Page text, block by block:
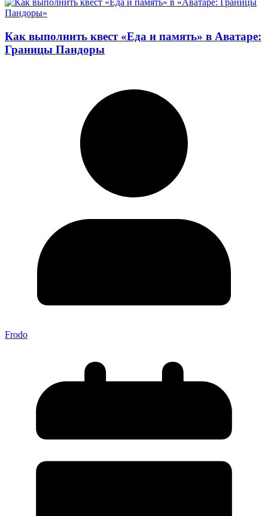
Как выполнить квест «Еда и память» в Аватаре:
Границы Пандоры
Frodo